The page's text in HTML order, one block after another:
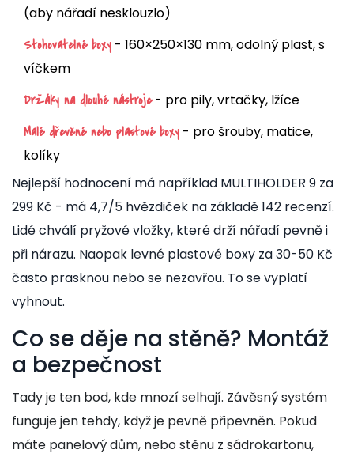
(aby nářadí nesklouzlo)
Stohovatelné boxy - 160×250×130 mm, odolný plast, s
víčkem
Držáky na dlouhé nástroje- pro pily, vrtačky, lžíce
Malé dřevěné nebo plastové boxy - pro šrouby, matice,
kolíky
Nejlepší hodnocení má například MULTIHOLDER 9 za
299 Kč - má 4,7/5 hvězdiček na základě 142 recenzí.
Lidé chválí pryžové vložky, které drží nářadí pevně i
při nárazu. Naopak levné plastové boxy za 30-50 Kč
často prasknou nebo se nezavřou. To se vyplatí
vyhnout.
Co se děje na stěně? Montáž
a bezpečnost
Tady je ten bod, kde mnozí selhají. Závěsný systém
funguje jen tehdy, když je pevně připevněn. Pokud
máte panelový dům, nebo stěnu z sádrokartonu,